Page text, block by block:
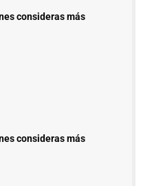
consideras más
consideras más